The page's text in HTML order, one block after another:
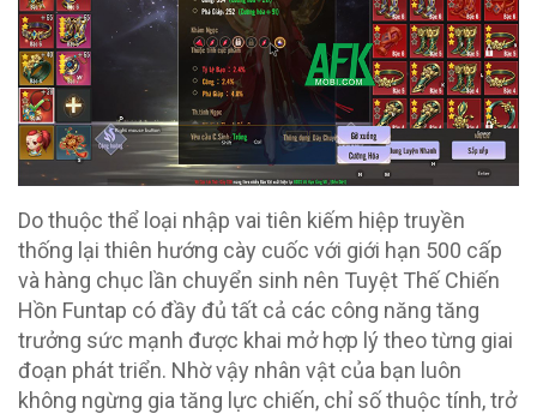
Do thuộc thể loại nhập vai tiên kiếm hiệp truyền
thống lại thiên hướng cày cuốc với giới hạn 500 cấp
và hàng chục lần chuyển sinh nên Tuyệt Thế Chiến
Hồn Funtap có đầy đủ tất cả các công năng tăng
trưởng sức mạnh được khai mở hợp lý theo từng giai
đoạn phát triển. Nhờ vậy nhân vật của bạn luôn
không ngừng gia tăng lực chiến, chỉ số thuộc tính, trở